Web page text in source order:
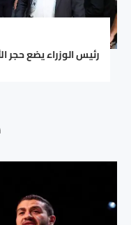
رئيس الوزراء يضع